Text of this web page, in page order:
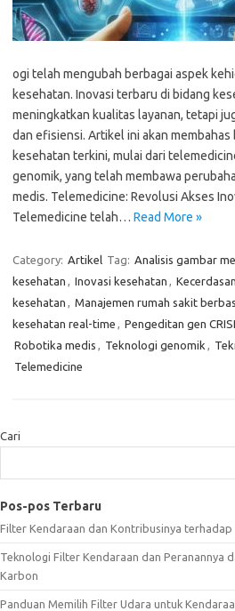
ogi telah mengubah berbagai aspek
kesehatan. Inovasi terbaru di bidang
meningkatkan kualitas layanan, tetapi
dan efisiensi. Artikel ini akan membahas
kesehatan terkini, mulai dari
genomik, yang telah membawa
medis. Telemedicine: Revolusi Akses
Telemedicine telah… Read More »
Category: Artikel Tag: Analisis gambar
kesehatan , Inovasi kesehatan ,
kesehatan , Manajemen rumah sakit
kesehatan real-time , Pengeditan gen
Robotika medis , Teknologi genomik ,
Telemedicine
Cari
Pos-pos Terbaru
Filter Kendaraan dan Kontribusinya terhadap
Teknologi Filter Kendaraan dan Peranannya
Karbon
Panduan Memilih Filter Udara untuk